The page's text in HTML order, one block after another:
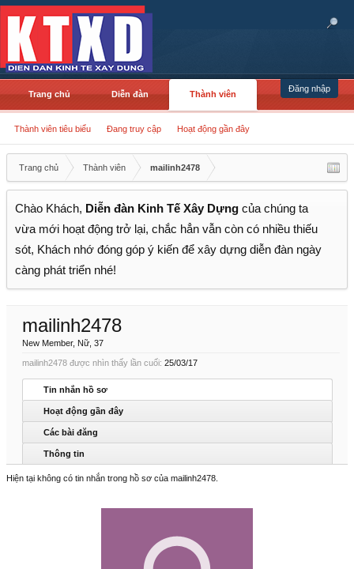
Đăng nhập
Trang chủ Diễn đàn Thành viên
Thành viên tiêu biểu Đang truy cập Hoạt động gần đây
Trang chủ Thành viên mailinh2478
Chào Khách, Diễn đàn Kinh Tế Xây Dựng của chúng ta
vừa mới hoạt động trở lại, chắc hẳn vẫn còn có nhiều thiếu
sót, Khách nhớ đóng góp ý kiến để xây dựng diễn đàn ngày
càng phát triển nhé!
mailinh2478
New Member, Nữ, 37
mailinh2478 được nhìn thấy lần cuối: 25/03/17
Tin nhắn hồ sơ
Hoạt động gần đây
Các bài đăng
Thông tin
Hiện tại không có tin nhắn trong hồ sơ của mailinh2478.